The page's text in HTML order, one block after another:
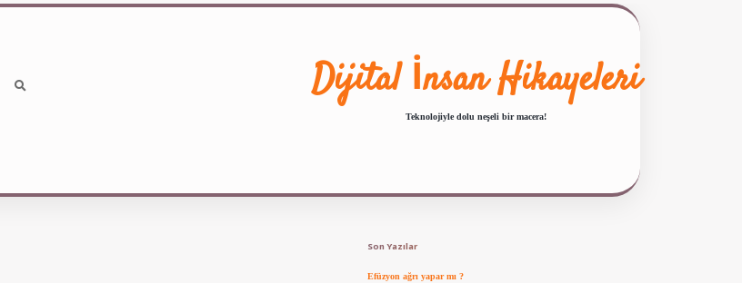
Dijital İnsan Hikayeleri
Teknolojiyle dolu neşeli bir macera!
Son Yazılar
Efüzyon ağrı yapar mı ?